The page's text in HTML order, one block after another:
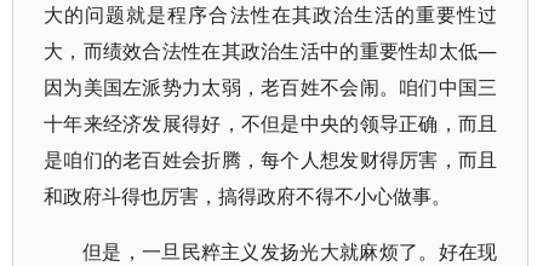
大的问题就是程序合法性在其政治生活的重要性过
大，而绩效合法性在其政治生活中的重要性却太低—
因为美国左派势力太弱，老百姓不会闹。咱们中国三
十年来经济发展得好，不但是中央的领导正确，而且
是咱们的老百姓会折腾，每个人想发财得厉害，而且
和政府斗得也厉害，搞得政府不得不小心做事。
但是，一旦民粹主义发扬光大就麻烦了。好在现